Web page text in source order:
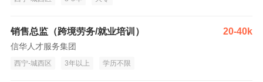
销售总监（跨境劳务/就业培训） 20-40k
信华人才服务集团
西宁-城西区 3年以上 学历不限